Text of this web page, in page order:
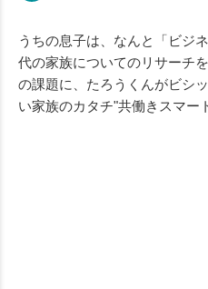
うちの息子は、なんと「ビジ
代の家族についてのリサーチ
の課題に、たろうくんがビシ
い家族のカタチ"共働きスマー